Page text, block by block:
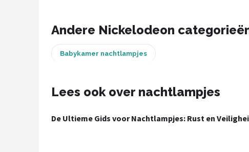
Babyprojectors
Andere Nickelodeon
Babykamer nachtlampjes
Lees ook over nachtlampjes
De Ultieme Gids voor Nachtlampjes: Rust en